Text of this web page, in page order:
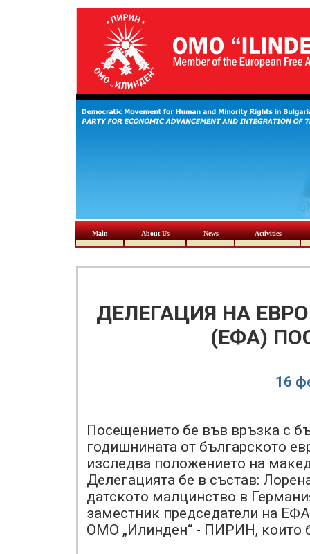
Main About Us News Activities
ДЕЛЕГАЦИЯ НА
(ЕФА)
16
Посещението бе във връзка с
годишнината от българското
изследва положението на
Делегацията бе в състав:
датското малцинство в
заместник председатели на
ОМО „Илинден“ - ПИРИН, които